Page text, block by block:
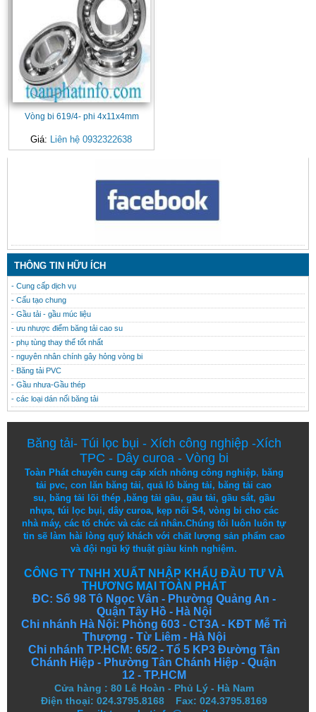
Vòng bi 619/4- phi 4x11x4mm
Giá: Liên hệ 0932322638
THÔNG TIN HỮU ÍCH
- Cung cấp dịch vụ
- Cấu tạo chung
- Gầu tải - gầu múc liệu
- ưu nhược điểm băng tải cao su
- phụ tùng thay thế tốt nhất
- nguyên nhân chính gây hỏng vòng bi
- Băng tải PVC
- Gầu nhưa-Gầu thép
- các loại dán nối băng tải
Băng tải- Túi lọc bụi - Xích công nghiệp-Xích
TPC - Dây curoa- Vòng bi
Toàn Phát chuyên cung cấp xích nhông công nghiệp, băng
tải pvc,con lăn băng tải,quả lô băng tải, băng tải cao
su, băng tải lõi thép, băng tải gầu, gầu tải, gầu sắt, gầu
nhựa, túi lọc bụi, dây curoa, kẹp nối S4, vòng bi cho các
nhà máy, các tổ chức và các cá nhân.Chúng tôi luôn luôn tự
tin sẽ làm hài lòng quý khách với chất lượng sảnphẩm cao
vàđội ngũ kỹ thuậtgiàu kinh nghiệm.
CÔNG TY TNHH XUẤT NHẬP KHẨU ĐẦU TƯ VÀ
THƯƠNG MẠI TOÀN PHÁT
ĐC: Số 98 Tô Ngọc Vân - Phường Quảng An -
Quận Tây Hồ - Hà Nội
Chi nhánh Hà Nội: Phòng 603 - CT3A - KĐT Mễ Trì
Thượng - Từ Liêm - Hà Nội
Chi nhánh TP.HCM: 65/2 - Tổ 5 KP3 Đường Tân
Chánh Hiệp - Phường Tân Chánh Hiệp - Quận
12 - TP.HCM
Cửa hàng : 80 Lê Hoàn - Phủ Lý - Hà Nam
Điện thoại: 024.3795.8168 Fax: 024.3795.8169